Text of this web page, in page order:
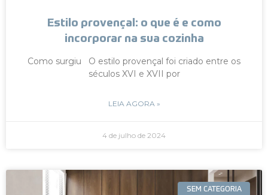
Estilo provençal: o que é e como
incorporar na sua cozinha
Como surgiu O estilo provençal foi criado entre os
séculos XVI e XVII por
LEIA AGORA »
4 de julho de 2024
SEM CATEGORIA